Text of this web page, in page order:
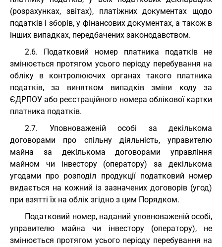
(розрахунках, звітах), платіжних документах щодо
податків і зборів, у фінансових документах, а також в
інших випадках, передбачених законодавством.
2.6. Податковий номер платника податків не
змінюється протягом усього періоду перебування на
обліку в контролюючих органах такого платника
податків, за винятком випадків зміни коду за
ЄДРПОУ або реєстраційного номера облікової картки
платника податків.
2.7. Уповноваженій особі за декількома
договорами про спільну діяльність, управителю
майна за декількома договорами управління
майном чи інвестору (оператору) за декількома
угодами про розподіл продукції податковий номер
видається на кожний із зазначених договорів (угод)
при взятті їх на облік згідно з цим Порядком.
Податковий номер, наданий уповноваженій особі,
управителю майна чи інвестору (оператору), не
змінюється протягом усього періоду перебування на